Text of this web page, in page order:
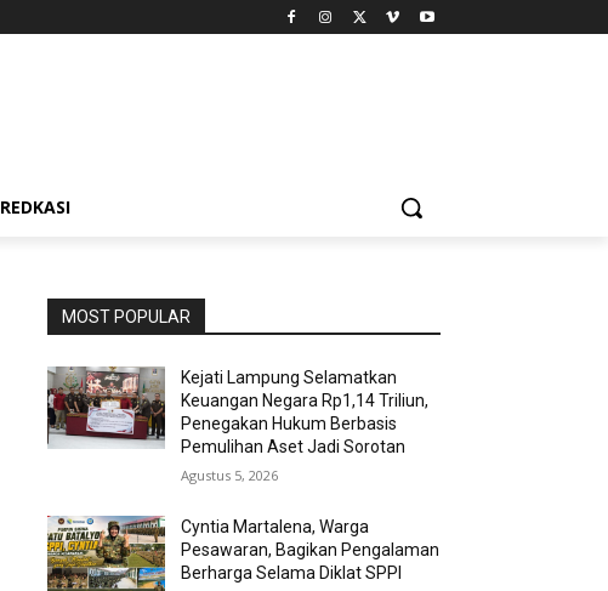
REDKASI
MOST POPULAR
Kejati Lampung Selamatkan
Keuangan Negara Rp1,14 Triliun,
Penegakan Hukum Berbasis
Pemulihan Aset Jadi Sorotan
Agustus 5, 2026
Cyntia Martalena, Warga
Pesawaran, Bagikan Pengalaman
Berharga Selama Diklat SPPI